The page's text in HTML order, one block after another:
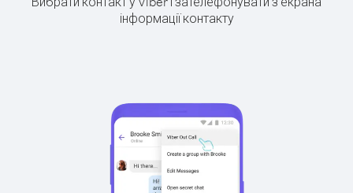
інформації контакту